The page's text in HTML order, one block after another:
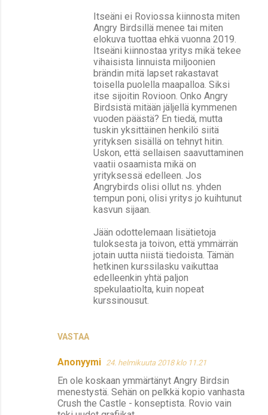
VASTAA
Itseäni ei Roviossa kiinnosta miten
Angry Birdsillä menee tai miten
elokuva tuottaa ehkä vuonna 2019.
Itseäni kiinnostaa yritys mikä tekee
vihaisista linnuista miljoonien
brändin mitä lapset rakastavat
toisella puolella maapalloa. Siksi
itse sijoitin Rovioon. Onko Angry
Birdsistä mitään jäljellä kymmenen
vuoden päästä? En tiedä, mutta
tuskin yksittäinen henkilö siitä
yrityksen sisällä on tehnyt hitin.
Uskon, että sellaisen saavuttaminen
vaatii osaamista mikä on
yrityksessä edelleen. Jos
Angrybirds olisi ollut ns. yhden
tempun poni, olisi yritys jo kuihtunut
kasvun sijaan.
Jään odottelemaan lisätietoja
tuloksesta ja toivon, että ymmärrän
jotain uutta niistä tiedoista. Tämän
hetkinen kurssilasku vaikuttaa
edelleenkin yhtä paljon
spekulaatiolta, kuin nopeat
kurssinousut.
Anonyymi 24. helmikuuta 2018 klo 11.21
En ole koskaan ymmärtänyt Angry Birdsin
menestystä. Sehän on pelkkä kopio vanhasta
Crush the Castle - konseptista. Rovio vain